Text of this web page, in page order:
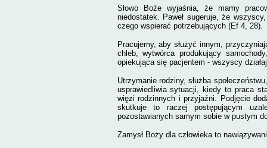
Słowo Boże wyjaśnia,
że mamy
niedostatek. Paweł sugeruje, że
czego wspierać potrzebujących (Ef 4, 28).
Pracujemy, aby służyć innym,
chleb, wytwórca produkujący
opiekująca się pacjentem - wszyscy
Utrzymanie rodziny, służba
usprawiedliwia sytuacji, kiedy to praca
więzi rodzinnych i przyjaźni. Podjęcie
skutkuje to raczej postępującym
pozostawianych samym sobie w pustym
Zamysł Boży dla człowieka to